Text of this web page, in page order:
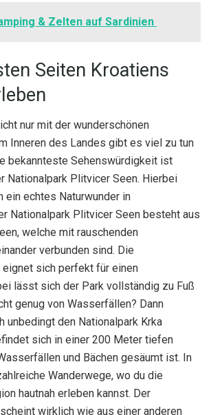
& Zelten auf Sardinien
Seiten Kroatiens
nur mit der wunderschönen
Inneren des Landes gibt es viel zu tun
bekannteste Sehenswürdigkeit ist
Nationalpark Plitvicer Seen. Hierbei
ein echtes Naturwunder in
Nationalpark Plitvicer Seen besteht aus
welche mit rauschenden
verbunden sind. Die
sich perfekt für einen
lässt sich der Park vollständig zu Fuß
genug von Wasserfällen? Dann
unbedingt den Nationalpark Krka
sich in einer 200 Meter tiefen
und Bächen gesäumt ist. In
Wanderwege, wo du die
hautnah erleben kannst. Der
wirklich wie aus einer anderen